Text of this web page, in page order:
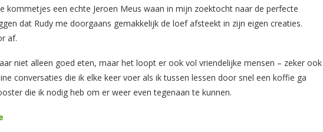
kommetjes een echte Jeroen Meus waan in mijn zoektocht naar de perfecte
dat Rudy me doorgaans gemakkelijk de loef afsteekt in zijn eigen creaties.
af.
niet alleen goed eten, maar het loopt er ook vol vriendelijke mensen – zeker ook
conversaties die ik elke keer voer als ik tussen lessen door snel een koffie ga
die ik nodig heb om er weer even tegenaan te kunnen.